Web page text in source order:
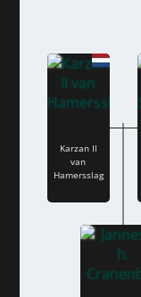
Karzan II
van
Hamersslag